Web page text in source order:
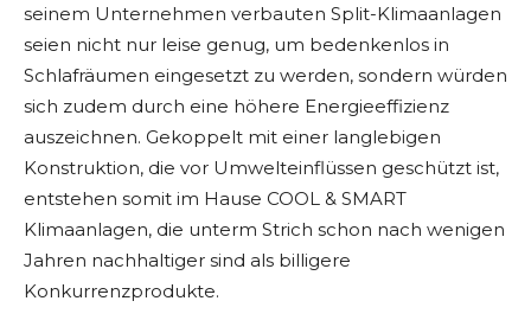
seinem Unternehmen verbauten Split-Klimaanlagen
seien nicht nur leise genug, um bedenkenlos in
Schlafräumen eingesetzt zu werden, sondern würden
sich zudem durch eine höhere Energieeffizienz
auszeichnen. Gekoppelt mit einer langlebigen
Konstruktion, die vor Umwelteinflüssen geschützt ist,
entstehen somit im Hause COOL & SMART
Klimaanlagen, die unterm Strich schon nach wenigen
Jahren nachhaltiger sind als billigere
Konkurrenzprodukte.